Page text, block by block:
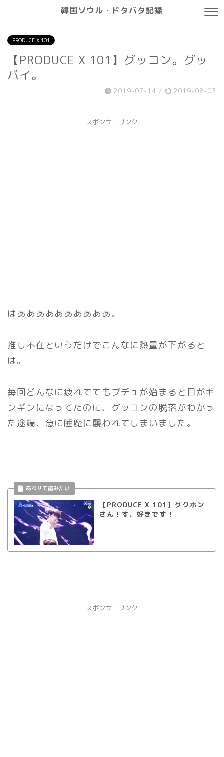
韓国ソウル・ドタバタ記録
PRODUCE X 101
【PRODUCE X 101】グッコン。グッ
バイ。
2019-07-14 / 2019-08-03
スポンサーリンク
はああああああああああ。
推し不在というだけでこんなに熱量が下がると
は。
毎回どんなに疲れててもプデュが始まると目がギ
ンギンになってたのに、グッコンの脱落がわかっ
た途端、急に睡魔に襲われてしまいました。
【PRODUCE X 101】グクホン
さん！す、好きです！
スポンサーリンク